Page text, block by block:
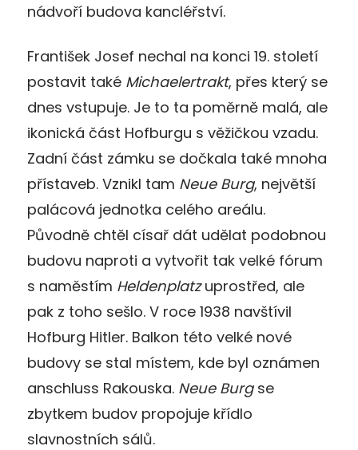
nádvoří budova kancléřství.
František Josef nechal na konci 19. století
postavit také Michaelertrakt, přes který se
dnes vstupuje. Je to ta poměrně malá, ale
ikonická část Hofburgu s věžičkou vzadu.
Zadní část zámku se dočkala také mnoha
přístaveb. Vznikl tam Neue Burg, největší
palácová jednotka celého areálu.
Původně chtěl císař dát udělat podobnou
budovu naproti a vytvořit tak velké fórum
s naměstím Heldenplatzuprostřed, ale
pak z toho sešlo. V roce 1938 navštívil
Hofburg Hitler. Balkon této velké nové
budovy se stal místem, kde byl oznámen
anschluss Rakouska. Neue Burgse
zbytkem budov propojuje křídlo
slavnostních sálů.